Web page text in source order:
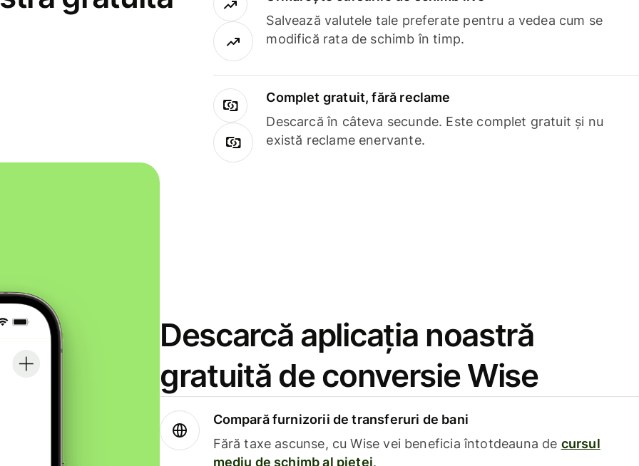
Salvează valutele tale preferate pentru a vedea cum se
modifică rata de schimb în timp.
Complet gratuit, fără reclame
Descarcă în câteva secunde. Este complet gratuit și nu
există reclame enervante.
Descarcă aplicația noastră
gratuită de conversie Wise
Compară furnizorii de transferuri de bani
Fără taxe ascunse, cu Wise vei beneficia întotdeauna de cursul
mediu de schimb al pieței.